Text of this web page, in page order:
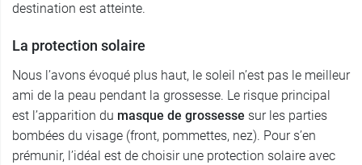
destination est atteinte.
La protection solaire
Nous l’avons évoqué plus haut, le soleil n’est pas le meilleur
ami de la peau pendant la grossesse. Le risque principal
est l’apparition du masque de grossesse sur les parties
bombées du visage (front, pommettes, nez). Pour s’en
prémunir, l’idéal est de choisir une protection solaire avec